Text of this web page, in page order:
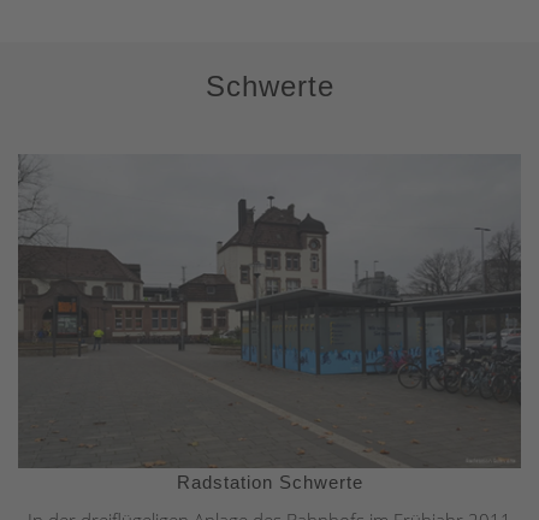
Schwerte
Radstation Schwerte